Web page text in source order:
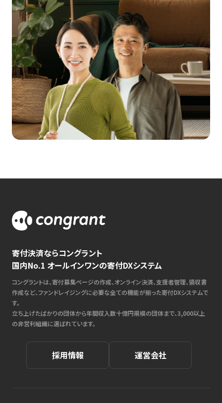
寄付決済ならコングラント
国内No.1 オールインワンの寄付DXシステム
コングラントは、寄付募集ページの作成、オンライン決済、支援者管理、領収書
作成など、ファンドレイジングに必要な全ての機能が揃った寄付DXシステムで
す。
立ち上げたばかりの団体から年間収入数十億円規模の団体まで、3,000以上
の非営利組織に選ばれています。
採用情報 運営会社